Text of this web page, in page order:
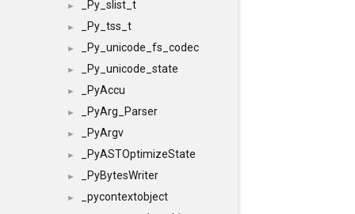
► _Py_slist_t
► _Py_tss_t
► _Py_unicode_fs_codec
► _Py_unicode_state
► _PyAccu
► _PyArg_Parser
► _PyArgv
► _PyASTOptimizeState
► _PyBytesWriter
►
_pycontextobject